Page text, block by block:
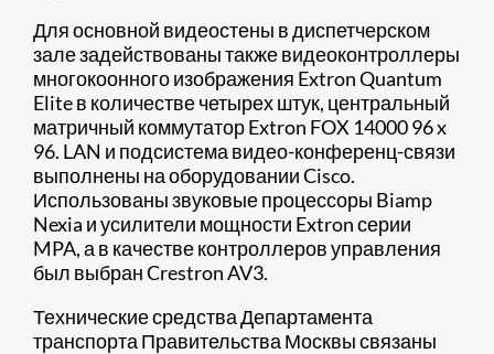
Для основной видеостены в диспетчерском
зале задействованы также видеоконтроллеры
многокоонного изображения Extron Quantum
Elite в количестве четырех штук, центральный
матричный коммутатор Extron FOX 14000 96 x
96. LAN и подсистема видео-конференц-связи
выполнены на оборудовании Cisco.
Использованы звуковые процессоры Biamp
Nexia и усилители мощности Extron серии
MPA, а в качестве контроллеров управления
был выбран Crestron AV3.
Технические средства Департамента
транспорта Правительства Москвы связаны